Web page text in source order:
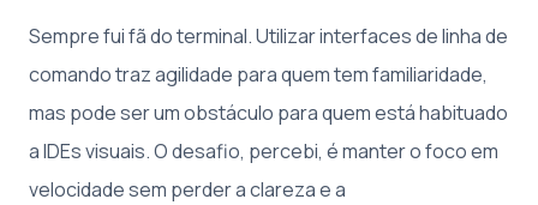
Sempre fui fã do terminal. Utilizar interfaces de linha de
comando traz agilidade para quem tem familiaridade,
mas pode ser um obstáculo para quem está habituado
a IDEs visuais. O desafio, percebi, é manter o foco em
velocidade sem perder a clareza e a